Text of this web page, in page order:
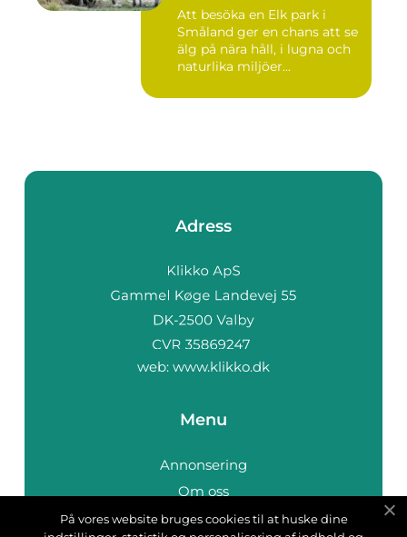
Att besöka en Elk park i
Småland ger en chans att se
älg på nära håll, i lugna och
naturlika miljöer...
Adress
web: www.klikko.dk
Menu
Annonsering
Om oss
Cookies
På vores website bruges cookies til at huske dine